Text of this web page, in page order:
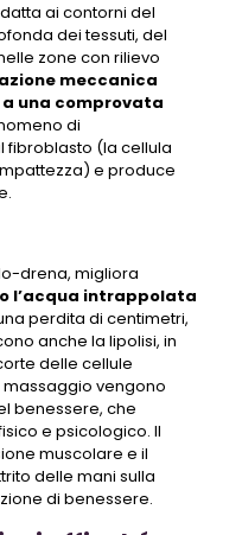
ai contorni del
dei tessuti, del
zone con rilievo
meccanica
una comprovata
di
fibroblasto (la cellula
e produce
drena, migliora
l’acqua intrappolata
perdita di centimetri,
anche la lipolisi, in
delle cellule
massaggio vengono
benessere, che
e psicologico. Il
muscolare e il
delle mani sulla
di benessere.